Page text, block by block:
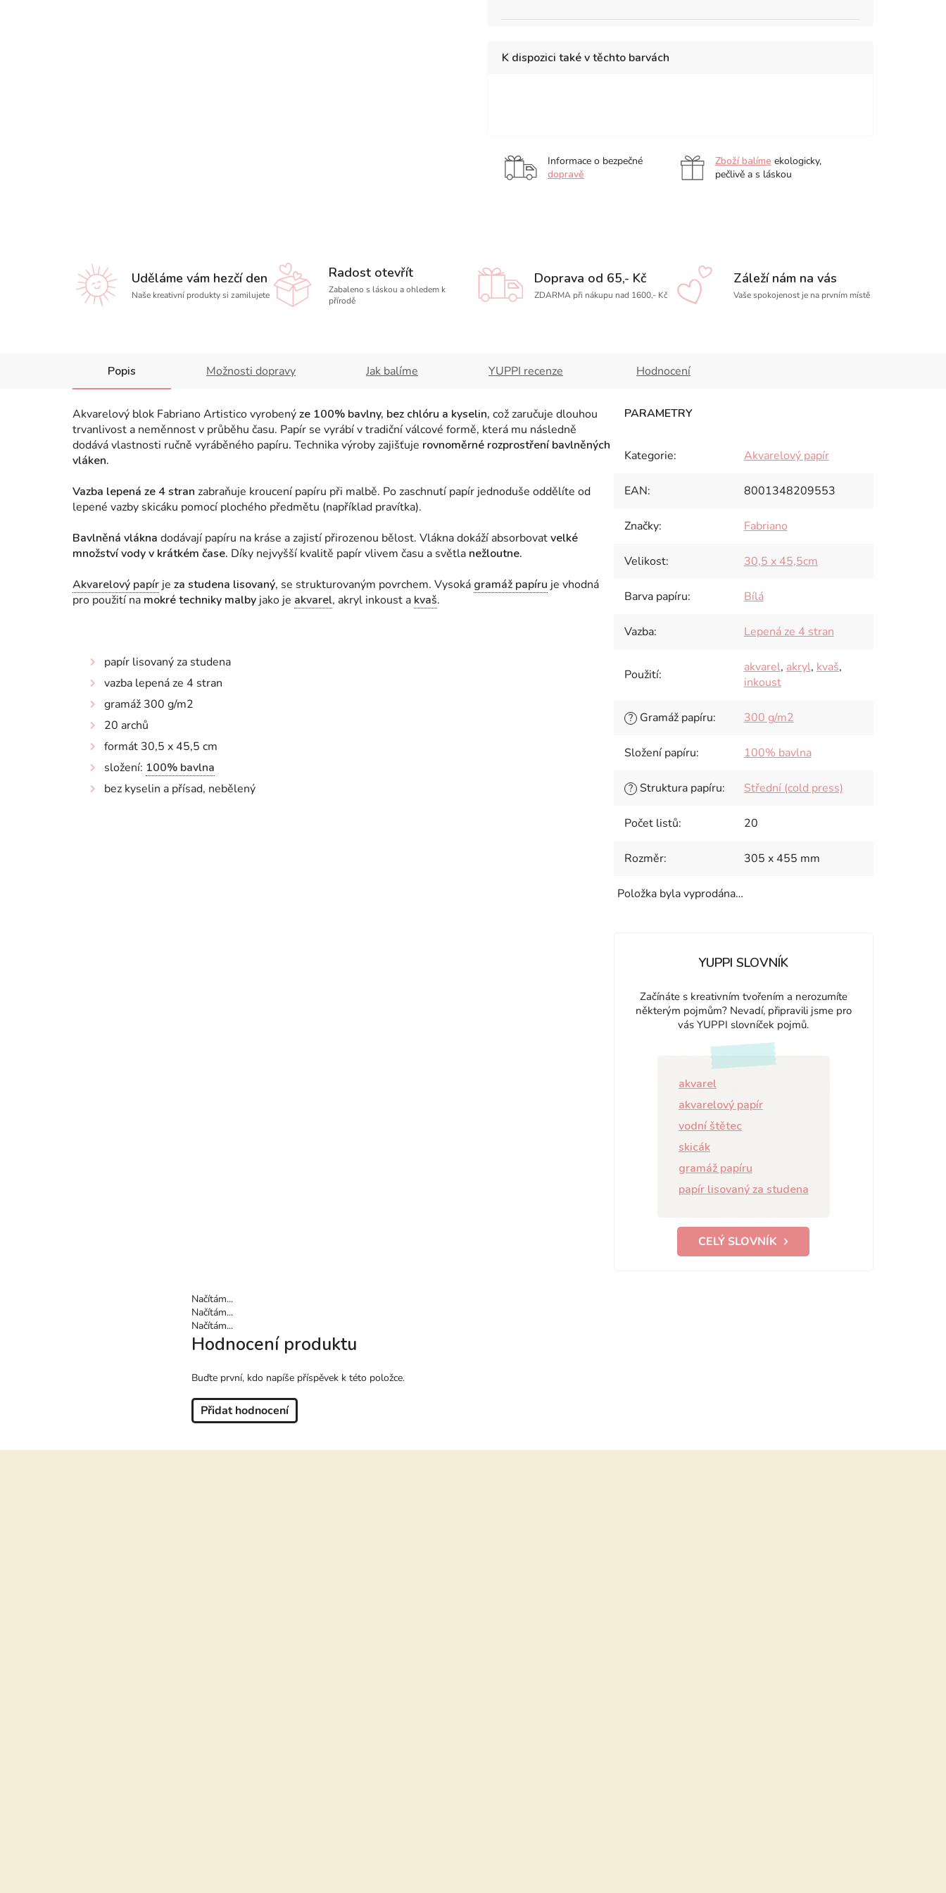
K dispozici také v těchto barvách
cm
Informace o bezpečné
dopravě
Zboží balíme ekologicky,
pečlivě a s láskou
Uděláme vám hezčí den
Naše kreativní produkty si zamilujete
Radost otevřít
Zabaleno s láskou a ohledem k
přírodě
Doprava od 65,- Kč
ZDARMA při nákupu nad 1600,- Kč
Záleží nám na vás
Vaše spokojenost je na prvním místě
Popis Možnosti dopravy Jak balíme YUPPI recenze Hodnocení
Akvarelový blok Fabriano Artistico vyrobenýze 100% bavlny, bez chlóru a kyselin, což zaručuje dlouhou
trvanlivost a neměnnost v průběhu času. Papír se vyrábí v tradiční válcové formě, která mu následně
dodává vlastnosti ručně vyráběného papíru. Technika výroby zajišťuje rovnoměrné rozprostření bavlněných
vláken.
Vazba lepená ze 4 stran zabraňuje kroucení papíru při malbě. Po zaschnutí papír jednoduše oddělíte od
lepené vazby skicáku pomocí plochého předmětu (například pravítka).
Bavlněná vlákna dodávají papíru na kráse a zajistí přirozenou bělost. Vlákna dokáží absorbovatvelké
množství vody v krátkém čase. Díky nejvyšší kvalitě papír vlivem času a světla nežloutne.
Akvarelový papír je za studena lisovaný, se strukturovaným povrchem. Vysoká gramáž papíru je vhodná
pro použití na mokré techniky malby jako je akvarel, akryl inkoust a kvaš.
papír lisovaný za studena
vazba lepená ze 4 stran
gramáž 300 g/m2
20 archů
formát 30,5 x 45,5 cm
složení: 100% bavlna
bez kyselin a přísad, nebělený
Kategorie: Akvarelový papír
EAN: 8001348209553
Značky: Fabriano
Velikost: 30,5 x 45,5cm
Barva papíru: Bílá
Vazba: Lepená ze 4 stran
Použití: akvarel, akryl, kvaš,
inkoust
? Gramáž papíru: 300 g/m2
Složení papíru: 100% bavlna
? Struktura papíru: Střední (cold press)
Počet listů: 20
Rozměr: 305 x 455 mm
Položka byla vyprodána…
YUPPI SLOVNÍK
Začínáte s kreativním tvořením a nerozumíte
některým pojmům? Nevadí, připravili jsme pro
vás YUPPI slovníček pojmů.
akvarel
akvarelový papír
vodní štětec
skicák
gramáž papíru
papír lisovaný za studena
CELÝ SLOVNÍK
Načítám...
Načítám...
Načítám...
Hodnocení produktu
Buďte první, kdo napíše příspěvek k této položce.
Přidat hodnocení